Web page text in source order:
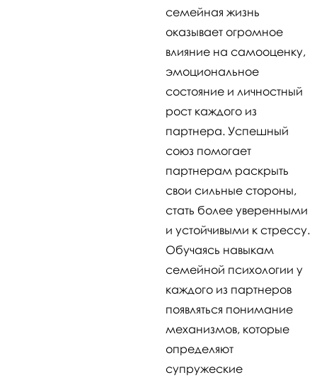
семейная жизнь
оказывает огромное
влияние на самооценку,
эмоциональное
состояние и личностный
рост каждого из
партнера. Успешный
союз помогает
партнерам раскрыть
свои сильные стороны,
стать более уверенными
и устойчивыми к стрессу.
Обучаясь навыкам
семейной психологии у
каждого из партнеров
появляться понимание
механизмов, которые
определяют
супружеские